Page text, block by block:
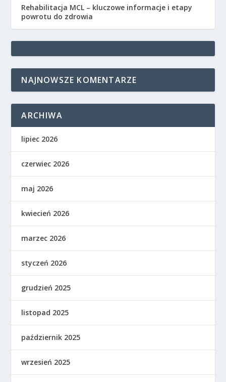
Rehabilitacja MCL – kluczowe informacje i etapy
powrotu do zdrowia
NAJNOWSZE KOMENTARZE
ARCHIWA
lipiec 2026
czerwiec 2026
maj 2026
kwiecień 2026
marzec 2026
styczeń 2026
grudzień 2025
listopad 2025
październik 2025
wrzesień 2025